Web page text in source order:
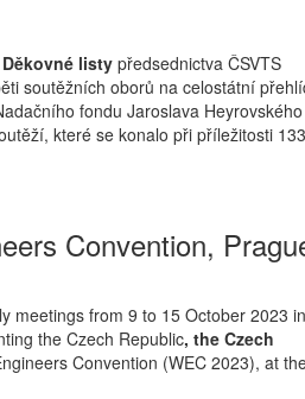
listypředsednictva ČSVTS
soutěžních oborů na celostátní
fondu Jaroslava
které se konalo při příležitosti
Convention,
meetings from 9 to 15 October 2023 in
the Czech Republic, the Czech
Convention (WEC 2023), at